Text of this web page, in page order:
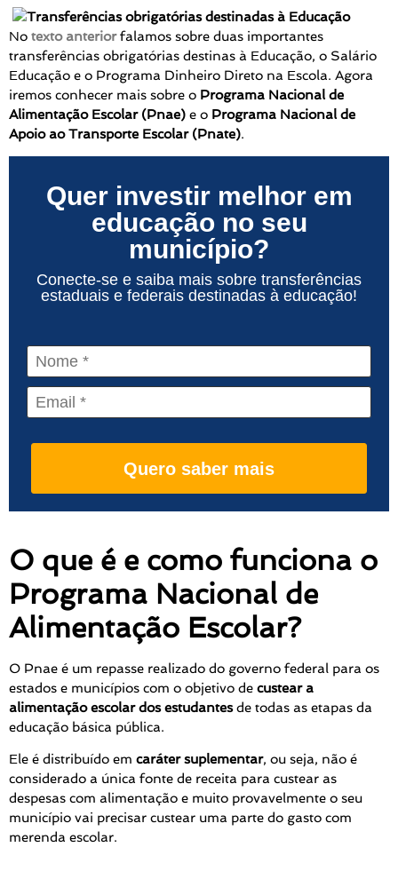
No texto anteriorfalamos sobre duas importantes
transferências obrigatórias destinas à Educação, o Salário
Educação e o Programa Dinheiro Direto na Escola. Agora
iremos conhecer mais sobre o Programa Nacional de
Alimentação Escolar (Pnae) e o Programa Nacional de
Apoio ao Transporte Escolar (Pnate).
Quer investir melhor em
educação no seu
município?
Conecte-se e saiba mais sobre transferências
estaduais e federais destinadas à educação!
Quero saber mais
O que é e como funciona o
Programa Nacional de
Alimentação Escolar?
O Pnae é um repasse realizado do governo federal para os
estados e municípios com o objetivo de custear a
alimentação escolar dos estudantesde todas as etapas da
educação básica pública.
Ele é distribuído em caráter suplementar, ou seja, não é
considerado a única fonte de receita para custear as
despesas com alimentação e muito provavelmente o seu
município vai precisar custear uma parte do gasto com
merenda escolar.